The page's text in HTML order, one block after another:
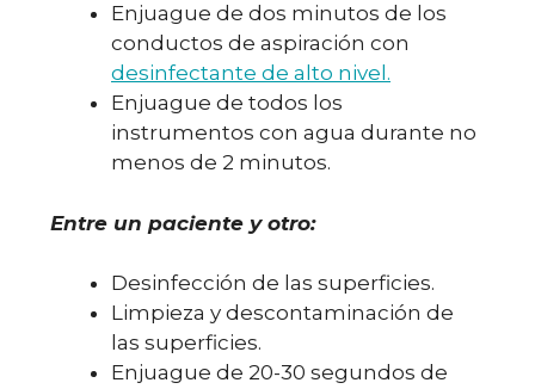
Enjuague de dos minutos de los
conductos de aspiración con
desinfectante de alto nivel.
Enjuague de todos los
instrumentos con agua durante no
menos de 2 minutos.
Entre un paciente y otro:
Desinfección de las superficies.
Limpieza y descontaminación de
las superficies.
Enjuague de 20-30 segundos de